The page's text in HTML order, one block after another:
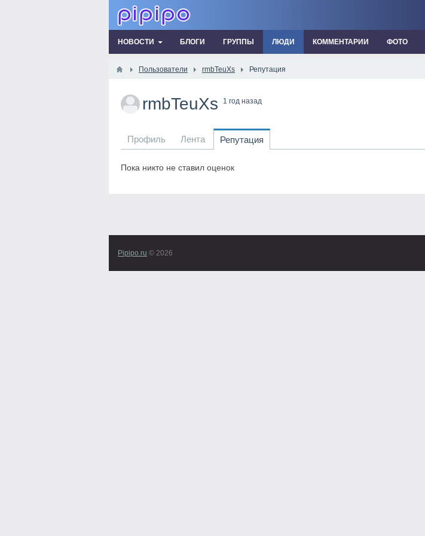
НОВОСТИ БЛОГИ ГРУППЫ ЛЮДИ КОММЕНТАРИИ ФОТО
Пользователи rmbTeuXs Репутация
rmbTeuXs 1 год назад
Профиль Лента Репутация
Пока никто не ставил оценок
Pipipo.ru © 2026